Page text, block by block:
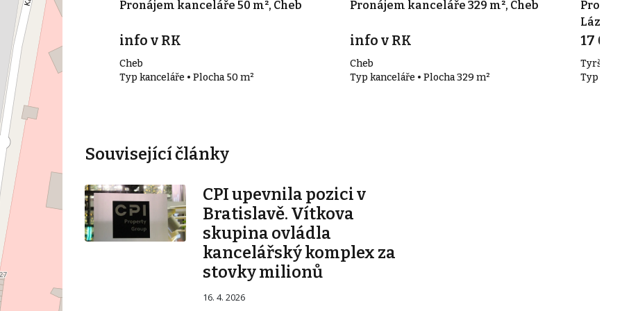
m², Cheb
m²
Pronájem kanceláře 50 m², Cheb
info v RK
Cheb
Typ kanceláře • Plocha 50 m²
Pronájem kanceláře 329 m², Cheb
info v RK
Cheb
Typ kanceláře • Plocha 329 m²
Lázně
17
Tyršova
Typ
Související články
CPI upevnila pozici v
Bratislavě. Vítkova
skupina ovládla
kancelářský komplex za
stovky milionů
16. 4. 2026